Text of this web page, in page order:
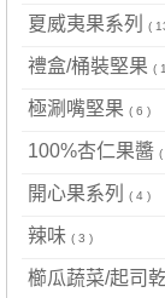
夏威夷果系列 (
禮盒/桶裝堅果 (
極涮嘴堅果 ( 6 )
100%杏仁果醬 (
開心果系列 ( 4 )
辣味 ( 3 )
櫛瓜蔬菜/起司